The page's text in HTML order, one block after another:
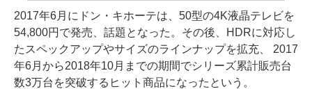
2017年6月にドン・キホーテは、50型の4K液晶テレビを
54,800円で発売、話題となった。その後、HDRに対応し
たスペックアップやサイズのラインナップを拡充、 2017
年6月から2018年10月までの期間でシリーズ累計販売台
数3万台を突破するヒット商品になったという。